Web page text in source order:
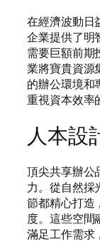
在經濟波動日
企業提供了明
需要巨額前期
業將寶貴資源
的辦公環境和
重視資本效率
人本設
頂尖共享辦公
力。從自然採
節都精心打造
度。這些空間
滿足工作需求